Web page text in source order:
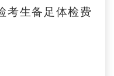
考生备足体检费